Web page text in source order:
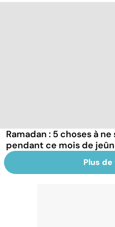
Ramadan : 5 choses à
pendant ce mois de
Plus